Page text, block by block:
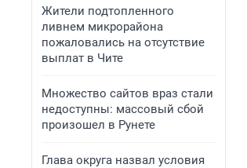
Жители подтопленного
ливнем микрорайона
пожаловались на отсутствие
выплат в Чите
Множество сайтов враз стали
недоступны: массовый сбой
произошел в Рунете
Глава округа назвал условия